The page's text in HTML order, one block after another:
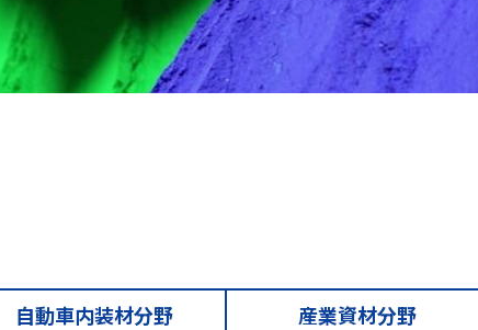
自動車内装材分野 産業資材分野